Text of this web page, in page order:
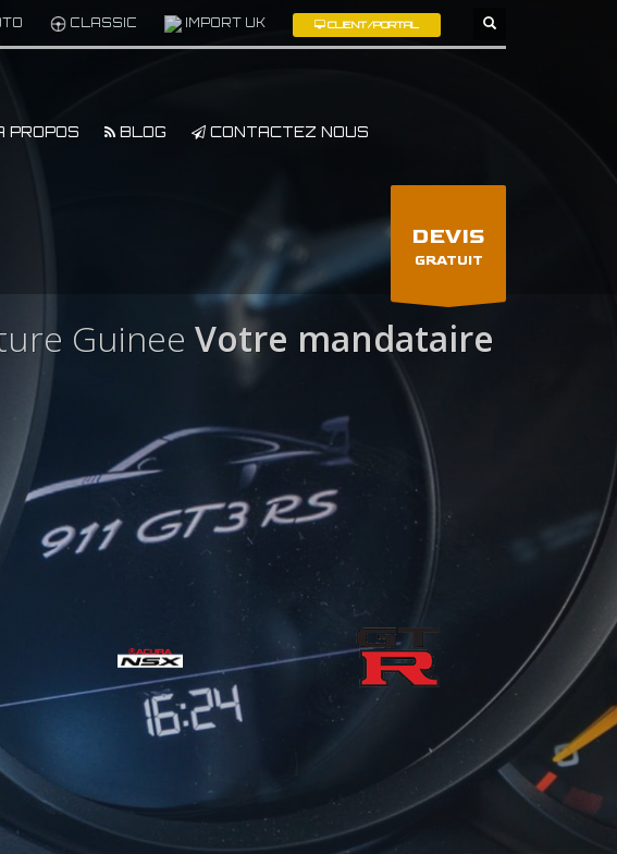
CLASSIC IMPORT UK CLIENT/PORTAL
PROPOS BLOG CONTACTEZ NOUS
DEVIS
GRATUIT
Guinee Votre mandataire